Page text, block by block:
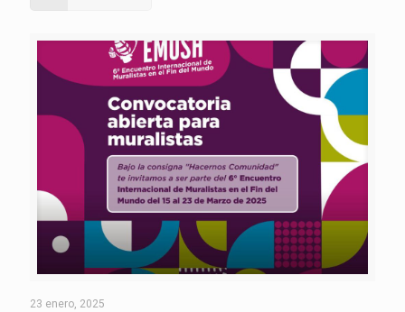
23 enero, 2025